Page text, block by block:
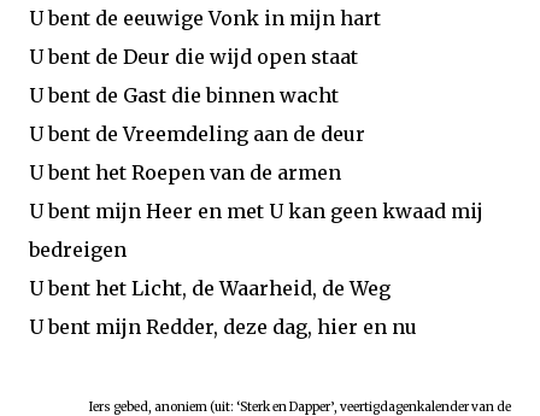
U bent de eeuwige Vonk in mijn hart
U bent de Deur die wijd open staat
U bent de Gast die binnen wacht
U bent de Vreemdeling aan de deur
U bent het Roepen van de armen
U bent mijn Heer en met U kan geen kwaad mij
bedreigen
U bent het Licht, de Waarheid, de Weg
U bent mijn Redder, deze dag, hier en nu
Iers gebed, anoniem (uit: ‘Sterk en Dapper’, veertigdagenkalender van de